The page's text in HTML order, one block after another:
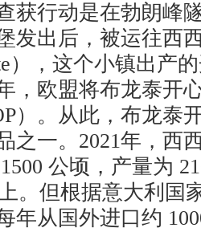
行动是在勃朗峰
发出后，被运往西
），这个小镇出产
，欧盟将布龙泰开
）。从此，布龙泰
之一。2021年，西
公顷，产量为
。但根据意大利国
年从国外进口约